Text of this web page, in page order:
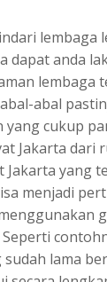
lembaga
dapat anda
lembaga
abal
yang cukup
Jakarta dari
Jakarta yang
menjadi
lama